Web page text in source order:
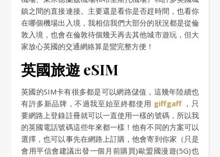
鎮之間的直接連接。主要還是看你是否趕時間，也看你
在哪個機場出入境，我相信我們大部分的狀況都是從倫
敦入境，也會在倫敦待個幾天再去其他城市遊玩，但大
家放心英國的交通網絡算是蠻完整方便！
英國旅遊 eSIM
英國的SIM卡有很多都是可以網路儲值，這幾年陸續也
有許多新品牌，不過我至始至終都使用 giffgaff，只
要網路上登錄註冊就可以一直使用一樣的號碼，所以我
的英國電話號碼這些年來都一樣！他有不同的方案可以
選擇，也可以事先在網路上訂購，他會寄到你家（只是
會用平信會建議出發一個月前購買)歐盟國漫遊(5G)也